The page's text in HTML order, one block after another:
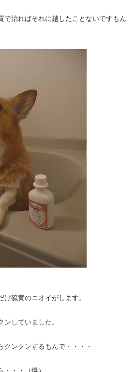
で治ればそれに越したことないですもん
硫黄のニオイがします。
ンしていました。
クンクンするもんで・・・・